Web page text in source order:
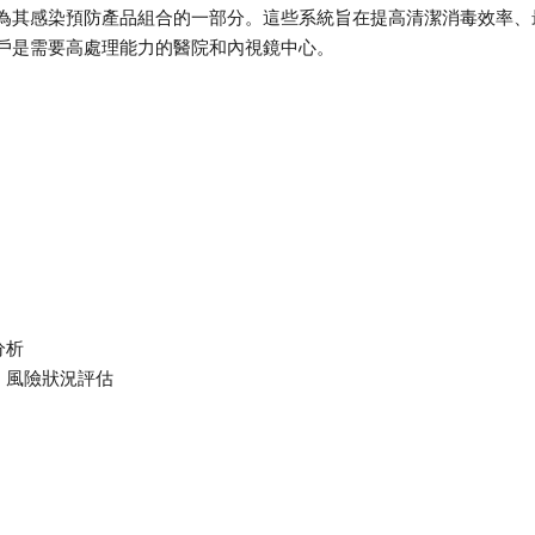
感染預防產品組合的一部分。這些系統旨在提高清潔消毒效率、
需要高處理能力的醫院和內視鏡中心。
析
風險狀況評估